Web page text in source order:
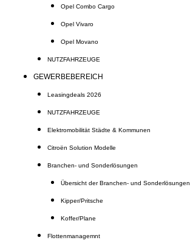
Opel Combo Cargo
Opel Vivaro
Opel Movano
NUTZFAHRZEUGE
GEWERBEBEREICH
Leasingdeals 2026
NUTZFAHRZEUGE
Elektromobilität Städte & Kommunen
Citroën Solution Modelle
Branchen- und Sonderlösungen
Übersicht der Branchen- und Sonderlösungen
Kipper/Pritsche
Koffer/Plane
Flottenmanagemnt